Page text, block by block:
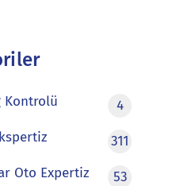
Kontrolü
4
311
Oto Expertiz
53